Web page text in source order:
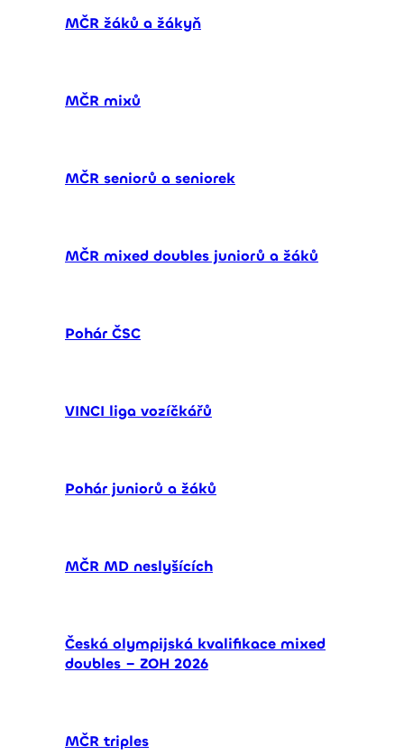
MČR žáků a žákyň
MČR mixů
MČR seniorů a seniorek
MČR mixed doubles juniorů a žáků
Pohár ČSC
VINCI liga vozíčkářů
Pohár juniorů a žáků
MČR MD neslyšících
Česká olympijská kvalifikace mixed
doubles – ZOH 2026
MČR triples